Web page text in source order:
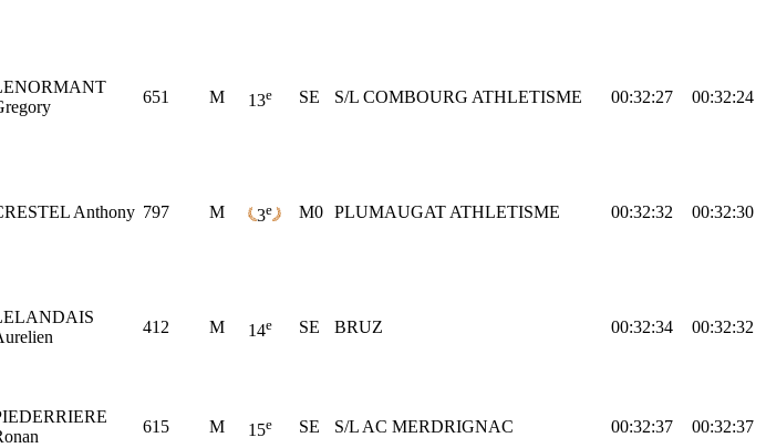
651 M 13e SE S/L COMBOURG ATHLETISME 00:32:27 00:32:24
Anthony 797 M 3e M0 PLUMAUGAT ATHLETISME 00:32:32 00:32:30
412 M 14e SE BRUZ 00:32:34 00:32:32
615 M 15e SE S/L AC MERDRIGNAC 00:32:37 00:32:37